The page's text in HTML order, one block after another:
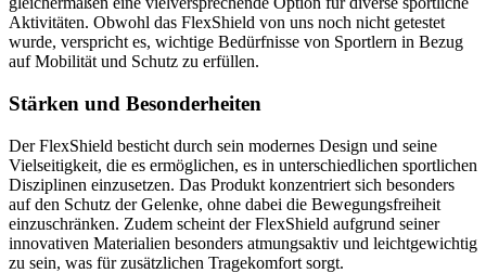
Aktivitäten. Obwohl das FlexShield von uns noch nicht getestet
wurde, verspricht es, wichtige Bedürfnisse von Sportlern in Bezug
auf Mobilität und Schutz zu erfüllen.
Stärken und Besonderheiten
Der FlexShield besticht durch sein modernes Design und seine
Vielseitigkeit, die es ermöglichen, es in unterschiedlichen sportlichen
Disziplinen einzusetzen. Das Produkt konzentriert sich besonders
auf den Schutz der Gelenke, ohne dabei die Bewegungsfreiheit
einzuschränken. Zudem scheint der FlexShield aufgrund seiner
innovativen Materialien besonders atmungsaktiv und leichtgewichtig
zu sein, was für zusätzlichen Tragekomfort sorgt.